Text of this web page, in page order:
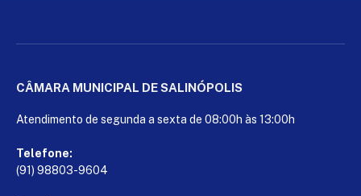
CÂMARA MUNICIPAL DE SALINÓPOLIS
Atendimento de segunda a sexta de 08:00h às 13:00h
Telefone:
(91) 98803-9604